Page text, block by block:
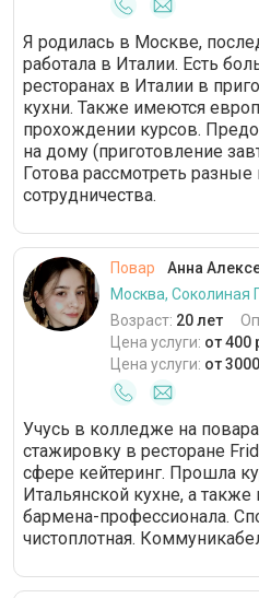
Я родилась в Москве,
работала в Италии. Есть
ресторанах в Италии в
кухни. Также имеются
прохождении курсов.
на дому (приготовление
Готова рассмотреть
сотрудничества.
Повар
Анна
Москва, Соколиная
Возраст: 20 лет
Цена услуги: от 400
Цена услуги: от
Учусь в колледже на
стажировку в ресторане
сфере кейтеринг. Прошла
Итальянской кухне, а
бармена-профессионала.
чистоплотная.